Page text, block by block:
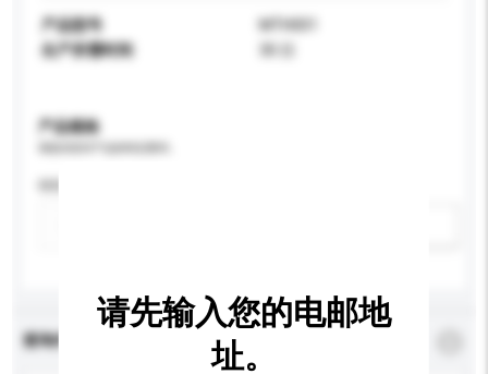
产品型号
MTH001
生产所需时间
30 日
产品规格
查询内容
请先输入您的电邮地
址。